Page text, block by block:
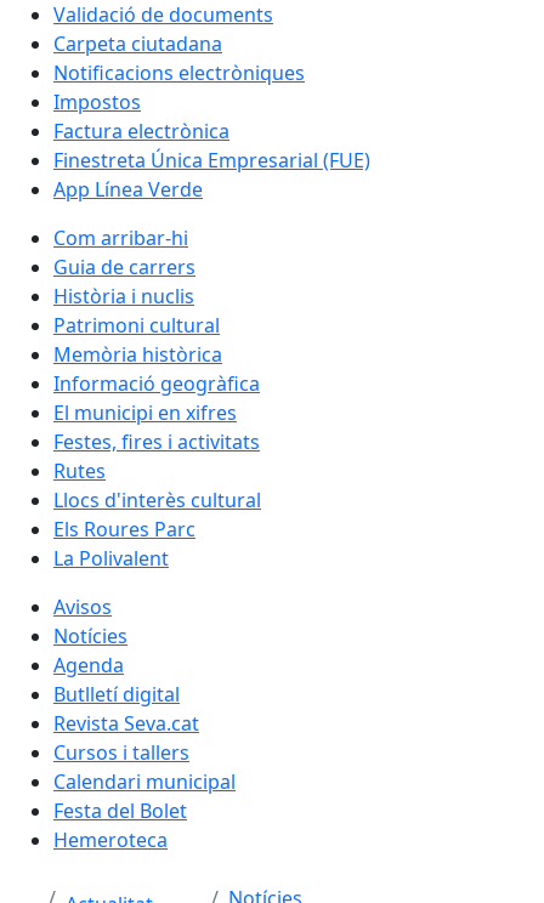
Validació de documents
Carpeta ciutadana
Notificacions electròniques
Impostos
Factura electrònica
Finestreta Única Empresarial (FUE)
App Línea Verde
Com arribar-hi
Guia de carrers
Història i nuclis
Patrimoni cultural
Memòria històrica
Informació geogràfica
El municipi en xifres
Festes, fires i activitats
Rutes
Llocs d'interès cultural
Els Roures Parc
La Polivalent
Avisos
Notícies
Agenda
Butlletí digital
Revista Seva.cat
Cursos i tallers
Calendari municipal
Festa del Bolet
Hemeroteca